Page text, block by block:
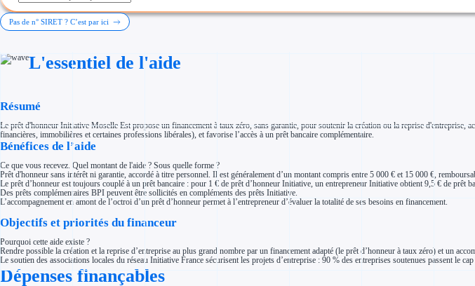
Réduction des coûts
Crédits & réductions d'impôt
Exonération fiscale
Avance remboursable
Garantie bancaire entreprise
Aides Bpifrance
Aides ADEME
Tous les financeurs
Solutions MAPi
Simulateur d'éligibilité
Quelles aides pour votre secteur ?
Territoires
Régions de A à H
Aides Région Auvergne-Rhône-Alpes
Aides Région Bourgogne-Franche-Comté
Aides Région Bretagne
Pas de n° SIRET ? C’est par ici
L'essentiel de l'aide
Résumé
Le prêt d'honneur Initiative Moselle Est propose un financement à taux zéro, sans garantie, pour soutenir la création ou la reprise
financières, immobilières et certaines professions libérales), et favorise l’accès à un prêt bancaire complémentaire.
Bénéfices de l’aide
Ce que vous recevez. Quel montant de l'aide ? Sous quelle forme ?
Prêt d'honneur sans intérêt ni garantie, accordé à titre personnel. Il est généralement d’un montant compris entre 5 000 € et 15 000 €,
Le prêt d’honneur est toujours couplé à un prêt bancaire : pour 1 € de prêt d’honneur Initiative, un entrepreneur Initiative obtient 9,5 € de prêt
Des prêts complémentaires BPI peuvent être sollicités en compléments des prêts Initiative.
L’accompagnement en amont de l’octroi d’un prêt d’honneur permet à l’entrepreneur d’évaluer la totalité de ses besoins en financement.
Objectifs et priorités du financeur
Pourquoi cette aide existe ?
Rendre possible la création et la reprise d’entreprise au plus grand nombre par un financement adapté (le prêt d’honneur à taux zéro) et un
Le soutien des associations locales du réseau Initiative France sécurisent les projets d’entreprise : 90 % des entreprises soutenues passent le
Dépenses finançables